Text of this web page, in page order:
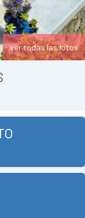
ver todas las fotos